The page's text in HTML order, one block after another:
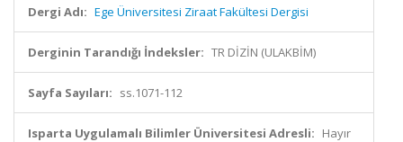
Dergi Adı: Ege Üniversitesi Ziraat Fakültesi Dergisi
Derginin Tarandığı İndeksler: TR DİZİN (ULAKBİM)
Sayfa Sayıları: ss.1071-112
Isparta Uygulamalı Bilimler Üniversitesi Adresli: Hayır